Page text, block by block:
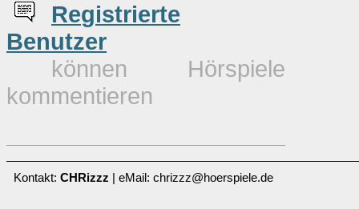
Registrierte
Benutzer
können Hörspiele
kommentieren
Kontakt: CHRizzz | eMail: chrizzz@hoerspiele.de